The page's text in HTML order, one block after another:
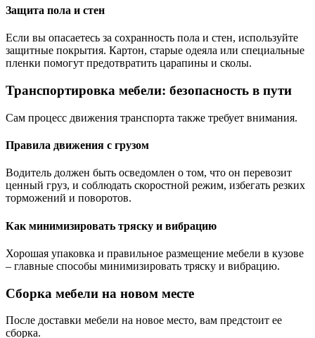
Защита пола и стен
Если вы опасаетесь за сохранность пола и стен, используйте
защитные покрытия. Картон, старые одеяла или специальные
пленки помогут предотвратить царапины и сколы.
Транспортировка мебели: безопасность в пути
Сам процесс движения транспорта также требует внимания.
Правила движения с грузом
Водитель должен быть осведомлен о том, что он перевозит
ценный груз, и соблюдать скоростной режим, избегать резких
торможений и поворотов.
Как минимизировать тряску и вибрацию
Хорошая упаковка и правильное размещение мебели в кузове
– главные способы минимизировать тряску и вибрацию.
Сборка мебели на новом месте
После доставки мебели на новое место, вам предстоит ее
сборка.